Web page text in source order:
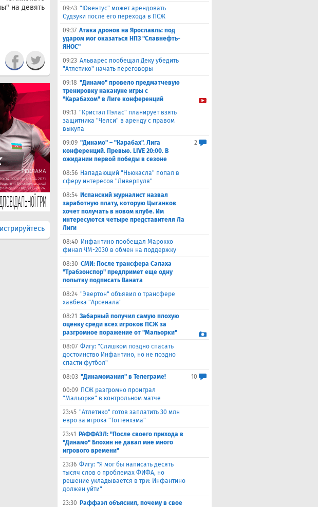
на девять
09:43 "Ювентус" может арендовать
Судзуки после его перехода в ПСЖ
09:37 Атака дронов на Ярославль: под
ударом мог оказаться НПЗ "Славнефть-
ЯНОС"
09:23 Альварес пообещал Деку убедить
"Атлетико" начать переговоры
09:18 "Динамо" провело предматчевую
тренировку накануне игры с
"Карабахом" в Лиге конференций
09:13 "Кристал Пэлас" планирует взять
защитника "Челси" в аренду с правом
выкупа
09:09 "Динамо" – "Карабах". Лига
конференций. Превью. LIVE 20:00. В
ожидании первой победы в сезоне
2
08:56 Нападающий "Ньюкасла" попал в
сферу интересов "Ливерпуля"
08:54 Испанский журналист назвал
заработную плату, которую Цыганков
хочет получать в новом клубе. Им
интересуются четыре представителя Ла
Лиги
08:40 Инфантино пообещал Марокко
финал ЧМ-2030 в обмен на поддержку
08:30 СМИ: После трансфера Салаха
"Трабзонспор" предпримет еще одну
попытку подписать Ваната
08:24 "Эвертон" объявил о трансфере
хавбека "Арсенала"
08:21 Забарный получил самую плохую
оценку среди всех игроков ПСЖ за
разгромное поражение от "Мальорки"
08:07 Фигу: "Слишком поздно спасать
достоинство Инфантино, но не поздно
спасти футбол"
08:03 "Динамомания" в Телеграме!
10
00:09 ПСЖ разгромно проиграл
"Мальорке" в контрольном матче
23:45 "Атлетико" готов заплатить 30 млн
евро за игрока "Тоттенхэма"
23:41
РАФФАЭЛ: "После своего прихода в
"Динамо" Блохин не давал мне много
игрового времени"
23:36 Фигу: "Я мог бы написать десять
тысяч слов о проблемах ФИФА, но
решение укладывается в три: Инфантино
должен уйти"
23:30 Раффаэл объяснил, почему в свое